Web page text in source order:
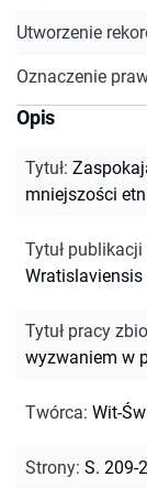
Utworzenie
Oznaczenie
Opis
Tytuł:
mniejszości
Tytuł
Wratislaviensis
Tytuł pracy
wyzwaniem w
Twórca: Wit-
Strony: S. 209-